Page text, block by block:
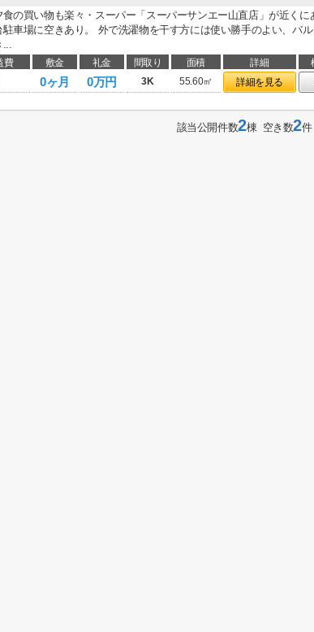
食の買い物も楽々・スーパー「スーパーサンエー山直店」が近くに
駐車場に空きあり。 外で洗濯物を干す方には使い勝手のよい、バ
...
費 敷金 礼金 間取り 面積 詳細
0ヶ月 0万円 3K 55.60㎡ 詳細を見る
該当公開件数2棟 空き数2件